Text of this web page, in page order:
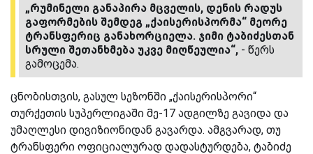
„რუმინელი განაპირა მცველის, დენის რადუს
გაფორმების შემდეგ „ქაისერისპორმა“ მეორე
ტრანსფერიც განახორციელა. ჯიმი ტაბიძესთან
სრული შეთანხმება უკვე მიღწეულია“, - წერს
გამოცემა.
ცნობისთვის, გასულ სეზონში „ქაისერისპორი“
თურქეთის სუპერლიგაში მე-17 ადგილზე გავიდა და
უმაღლესი დივიზიონიდან გავარდა. ამგვარად, თუ
ტრანსფერი ოფიციალურად დადასტურდება, ტაბიძე